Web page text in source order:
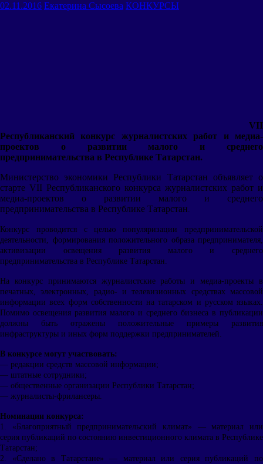
02.11.2016 Екатерина Сысоева КОНКУРСЫ
VII
Республиканский конкурс журналистских работ и медиа-
проектов о развитии малого и среднего
предпринимательства в Республике Татарстан.
Министерство экономики Республики Татарстан объявляет о
старте VII Республиканского конкурса журналистских работ и
медиа-проектов о развитии малого и среднего
предпринимательства в Республике Татарстан.
Конкурс проводится с целью популяризации предпринимательской
деятельности, формирования положительного образа предпринимателя,
активизации освещения развития малого и среднего
предпринимательства в Республике Татарстан.
На конкурс принимаются журналистские работы и медиа-проекты в
печатных, электронных, радио- и телевизионных средствах массовой
информации всех форм собственности на татарском и русском языках.
Помимо освещения развития малого и среднего бизнеса в публикации
должны быть отражены положительные примеры развития
инфраструктуры и иных форм поддержки предпринимателей.
В конкурсе могут участвовать:
— редакции средств массовой информации;
— штатные сотрудники;
— общественные организации Республики Татарстан;
— журналисты-фрилансеры.
Номинации конкурса:
1. «Благоприятный предпринимательский климат» — материал или
серия публикаций по состоянию инвестиционного климата в Республике
Татарстан;
2. «Сделано в Татарстане» — материал или серия публикаций по